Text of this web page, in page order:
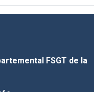
FSGT de la